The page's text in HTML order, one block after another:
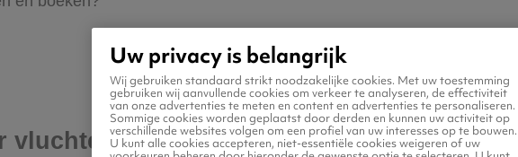
vluchten naar Brussel
Uw privacy is belangrijk
Wij gebruiken standaard strikt noodzakelijke cookies. Met uw toestemming
gebruiken wij aanvullende cookies om verkeer te analyseren, de effectiviteit
van onze advertenties te meten en content en advertenties te personaliseren.
Sommige cookies worden geplaatst door derden en kunnen uw activiteit op
verschillende websites volgen om een profiel van uw interesses op te bouwen.
U kunt alle cookies accepteren, niet-essentiële cookies weigeren of uw